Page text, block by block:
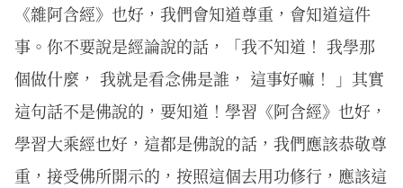
《雜阿含經》也好，我們會知道尊重，會知道這件
事。你不要說是經論說的話，「我不知道！ 我學那
個做什麼， 我就是看念佛是誰， 這事好嘛！ 」其實
這句話不是佛說的，要知道！學習《阿含經》也好，
學習大乘經也好，這都是佛說的話，我們應該恭敬尊
重，接受佛所開示的，按照這個去用功修行，應該這